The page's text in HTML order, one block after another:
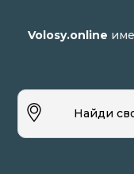
Volosy.online
Найди